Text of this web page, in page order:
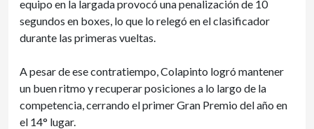
equipo en la largada provocó una penalización de 10
segundos en boxes, lo que lo relegó en el clasificador
durante las primeras vueltas.
A pesar de ese contratiempo, Colapinto logró mantener
un buen ritmo y recuperar posiciones a lo largo de la
competencia, cerrando el primer Gran Premio del año en
el 14° lugar.